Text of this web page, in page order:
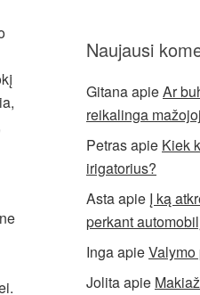
Naujausi
GitanaapieAr
reikalinga
Petrasapie Kiek
irigatorius?
Astaapie Į ką
perkant
Ingaapie
Jolitaapie